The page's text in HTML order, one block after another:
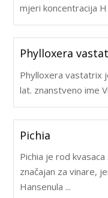
mjeri koncentracija
Phylloxera
Phylloxera vastatrix
lat. znanstveno ime
Pichia
Pichia je rod
značajan za vinare,
Hansenula ...